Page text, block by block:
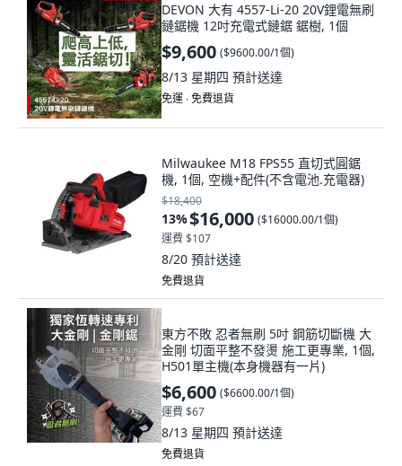
DEVON 大有 4557-Li-20 20V鋰電無刷
鏈鋸機 12吋充電式鏈鋸 鋸樹, 1個
$9,600 ($9600.00/1個)
8/13 星期四 預計送達
免運 ∙ 免費退貨
Milwaukee M18 FPS55 直切式圓鋸
機, 1個, 空機+配件(不含電池.充電器)
$18,400
13%$16,000 ($16000.00/1個)
運費 $107
8/20 預計送達
免費退貨
東方不敗 忍者無刷 5吋 鋼筋切斷機 大
金剛 切面平整不發燙 施工更專業, 1個,
H501單主機(本身機器有一片)
$6,600 ($6600.00/1個)
運費 $67
8/13 星期四 預計送達
免費退貨